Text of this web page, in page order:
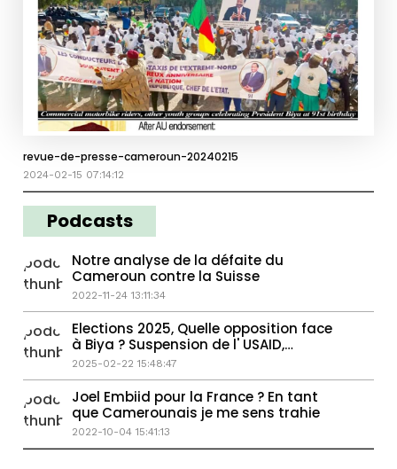
revue-de-presse-cameroun-20240215
2024-02-15 07:14:12
Podcasts
Notre analyse de la défaite du
Cameroun contre la Suisse
2022-11-24 13:11:34
Elections 2025, Quelle opposition face
à Biya ? Suspension de l' USAID,
répercussions pour l'Afrique
2025-02-22 15:48:47
Joel Embiid pour la France ? En tant
que Camerounais je me sens trahie
2022-10-04 15:41:13